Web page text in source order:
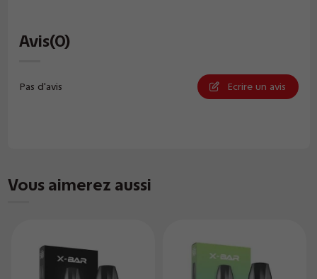
Avis(0)
Pas d'avis Ecrire un avis
Vous aimerez aussi